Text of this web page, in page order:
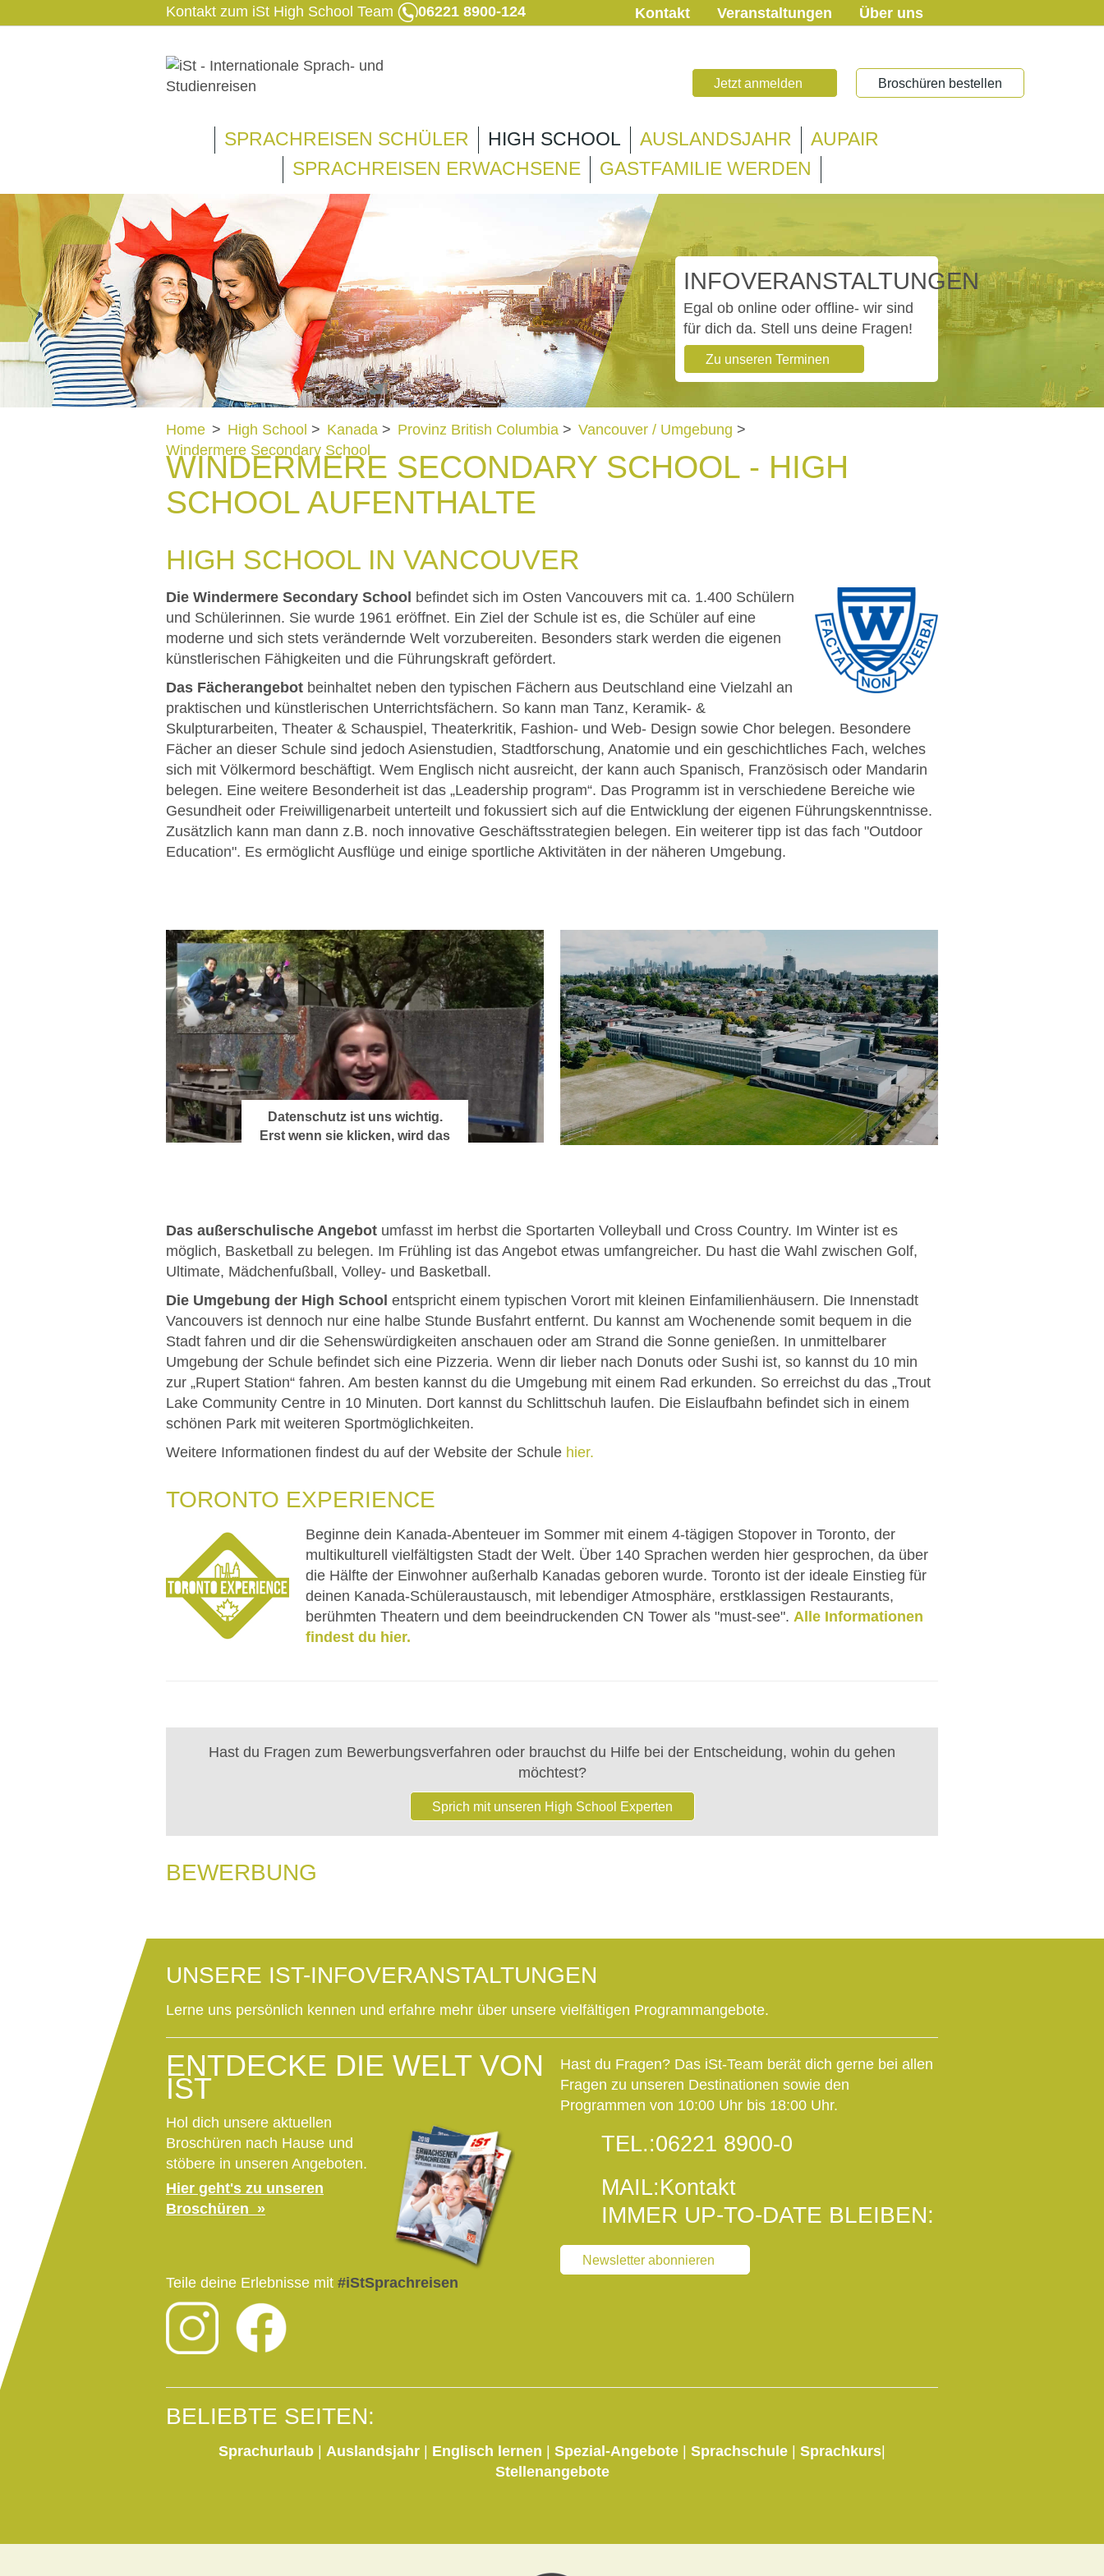
Kontakt zum iSt High School Team 06221 8900-124 Kontakt Veranstaltungen Über uns
Jetzt anmelden Broschüren bestellen
SPRACHREISEN SCHÜLER HIGH SCHOOL AUSLANDSJAHR
AUPAIR
SPRACHREISEN ERWACHSENE
GASTFAMILIE WERDEN
INFOVERANSTALTUNGEN
Egal ob online oder offline- wir sind
für dich da. Stell uns deine Fragen!
Zu unseren Terminen
Home > High School > Kanada > Provinz British Columbia > Vancouver / Umgebung >
Windermere Secondary School
WINDERMERE SECONDARY SCHOOL - HIGH
SCHOOL AUFENTHALTE
HIGH SCHOOL IN VANCOUVER
Die Windermere Secondary School befindet sich im Osten Vancouvers mit ca. 1.400 Schülern
und Schülerinnen. Sie wurde 1961 eröffnet. Ein Ziel der Schule ist es, die Schüler auf eine
moderne und sich stets verändernde Welt vorzubereiten. Besonders stark werden die eigenen
künstlerischen Fähigkeiten und die Führungskraft gefördert.
Das Fächerangebot beinhaltet neben den typischen Fächern aus Deutschland eine Vielzahl an
praktischen und künstlerischen Unterrichtsfächern. So kann man Tanz, Keramik- &
Skulpturarbeiten, Theater & Schauspiel, Theaterkritik, Fashion- und Web- Design sowie Chor belegen. Besondere
Fächer an dieser Schule sind jedoch Asienstudien, Stadtforschung, Anatomie und ein geschichtliches Fach, welches
sich mit Völkermord beschäftigt. Wem Englisch nicht ausreicht, der kann auch Spanisch, Französisch oder Mandarin
belegen. Eine weitere Besonderheit ist das „Leadership program“. Das Programm ist in verschiedene Bereiche wie
Gesundheit oder Freiwilligenarbeit unterteilt und fokussiert sich auf die Entwicklung der eigenen Führungskenntnisse.
Zusätzlich kann man dann z.B. noch innovative Geschäftsstrategien belegen. Ein weiterer tipp ist das fach "Outdoor
Education". Es ermöglicht Ausflüge und einige sportliche Aktivitäten in der näheren Umgebung.
Datenschutz ist uns wichtig.
Erst wenn sie klicken, wird das
Das außerschulische Angebot umfasst im herbst die Sportarten Volleyball und Cross Country. Im Winter ist es
möglich, Basketball zu belegen. Im Frühling ist das Angebot etwas umfangreicher. Du hast die Wahl zwischen Golf,
Ultimate, Mädchenfußball, Volley- und Basketball.
Die Umgebung der High School entspricht einem typischen Vorort mit kleinen Einfamilienhäusern. Die Innenstadt
Vancouvers ist dennoch nur eine halbe Stunde Busfahrt entfernt. Du kannst am Wochenende somit bequem in die
Stadt fahren und dir die Sehenswürdigkeiten anschauen oder am Strand die Sonne genießen. In unmittelbarer
Umgebung der Schule befindet sich eine Pizzeria. Wenn dir lieber nach Donuts oder Sushi ist, so kannst du 10 min
zur „Rupert Station“ fahren. Am besten kannst du die Umgebung mit einem Rad erkunden. So erreichst du das „Trout
Lake Community Centre in 10 Minuten. Dort kannst du Schlittschuh laufen. Die Eislaufbahn befindet sich in einem
schönen Park mit weiteren Sportmöglichkeiten.
Weitere Informationen findest du auf der Website der Schule hier.
TORONTO EXPERIENCE
Beginne dein Kanada-Abenteuer im Sommer mit einem 4-tägigen Stopover in Toronto, der
multikulturell vielfältigsten Stadt der Welt. Über 140 Sprachen werden hier gesprochen, da über
die Hälfte der Einwohner außerhalb Kanadas geboren wurde. Toronto ist der ideale Einstieg für
deinen Kanada-Schüleraustausch, mit lebendiger Atmosphäre, erstklassigen Restaurants,
berühmten Theatern und dem beeindruckenden CN Tower als "must-see". Alle Informationen
findest du hier.
Hast du Fragen zum Bewerbungsverfahren oder brauchst du Hilfe bei der Entscheidung, wohin du gehen
möchtest?
Sprich mit unseren High School Experten
BEWERBUNG
UNSERE IST-INFOVERANSTALTUNGEN
Lerne uns persönlich kennen und erfahre mehr über unsere vielfältigen Programmangebote.
ENTDECKE DIE WELT VON
IST
Hol dich unsere aktuellen
Broschüren nach Hause und
stöbere in unseren Angeboten.
Hier geht's zu unseren
Broschüren
Teile deine Erlebnisse mit #iStSprachreisen
Hast du Fragen? Das iSt-Team berät dich gerne bei allen
Fragen zu unseren Destinationen sowie den
Programmen von 10:00 Uhr bis 18:00 Uhr.
TEL.:06221 8900-0
MAIL:Kontakt
IMMER UP-TO-DATE BLEIBEN:
Newsletter abonnieren
BELIEBTE SEITEN:
Sprachurlaub | Auslandsjahr | Englisch lernen | Spezial-Angebote | Sprachschule | Sprachkurs|
Stellenangebote